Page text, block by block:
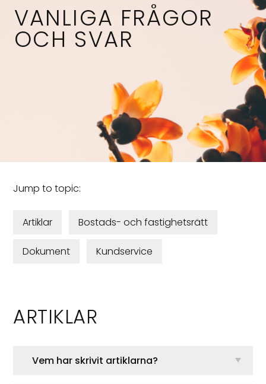
VANLIGA FRÅGOR
OCH SVAR
Jump to topic:
Artiklar Bostads- och fastighetsrätt
Dokument Kundservice
ARTIKLAR
Vem har skrivit artiklarna?